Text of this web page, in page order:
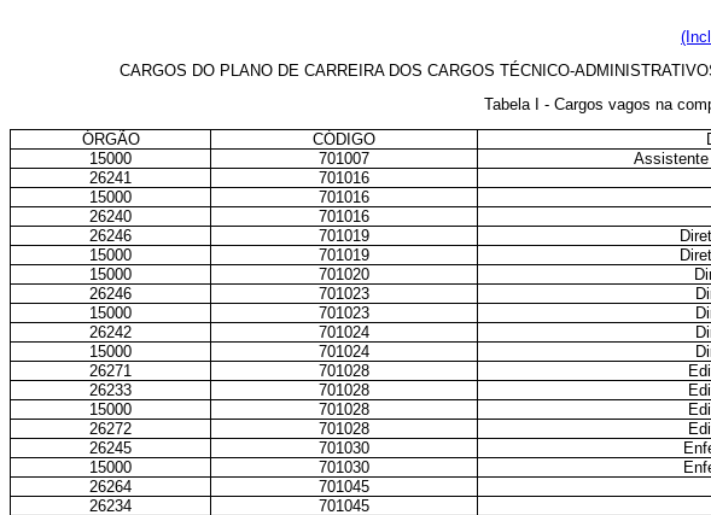
CARGOS DO PLANO DE CARREIRA DOS CARGOS TÉCNICO-
Tabela I - Cargos vagos na
ÓRGÃO
CÓDIGO
15000
701007
26241
701016
15000
701016
26240
701016
26246
701019
15000
701019
15000
701020
26246
701023
15000
701023
26242
701024
15000
701024
26271
701028
26233
701028
15000
701028
26272
701028
26245
701030
15000
701030
26264
701045
26234
701045